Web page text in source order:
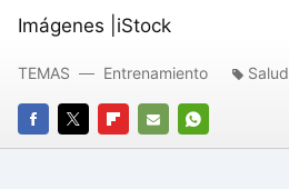
Imágenes |iStock
FACEBOOK
TWITTERFLIPBOARD
E-
WHATSAPP
TEMAS Entrenamiento Salud